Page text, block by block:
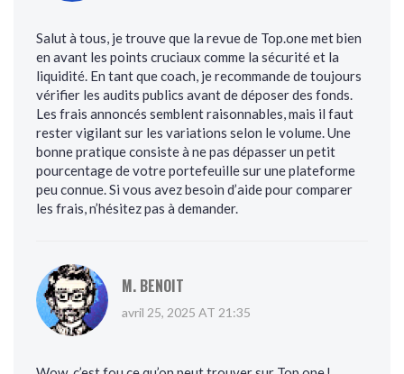
Salut à tous, je trouve que la revue de Top.one met bien
en avant les points cruciaux comme la sécurité et la
liquidité. En tant que coach, je recommande de toujours
vérifier les audits publics avant de déposer des fonds.
Les frais annoncés semblent raisonnables, mais il faut
rester vigilant sur les variations selon le volume. Une
bonne pratique consiste à ne pas dépasser un petit
pourcentage de votre portefeuille sur une plateforme
peu connue. Si vous avez besoin d’aide pour comparer
les frais, n’hésitez pas à demander.
M. BENOIT
avril 25, 2025 AT 21:35